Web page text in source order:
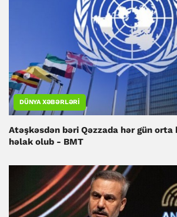
DÜNYA XƏBƏRLƏRI
Atəşkəsdən bəri Qəzzada hər gün orta
həlak olub - BMT